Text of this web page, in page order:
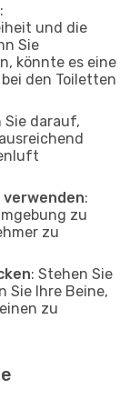
:
und die
Sie
könnte es eine
den Toiletten
Sie darauf,
:
zu
zu
: Stehen Sie
Sie Ihre Beine,
zu